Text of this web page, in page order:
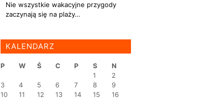
Nie wszystkie wakacyjne przygody
zaczynają się na plaży…
KALENDARZ
P W Ś C P S
N
1
2
3
4 5 6 7 8
9
10
11 12 13 14 15
16